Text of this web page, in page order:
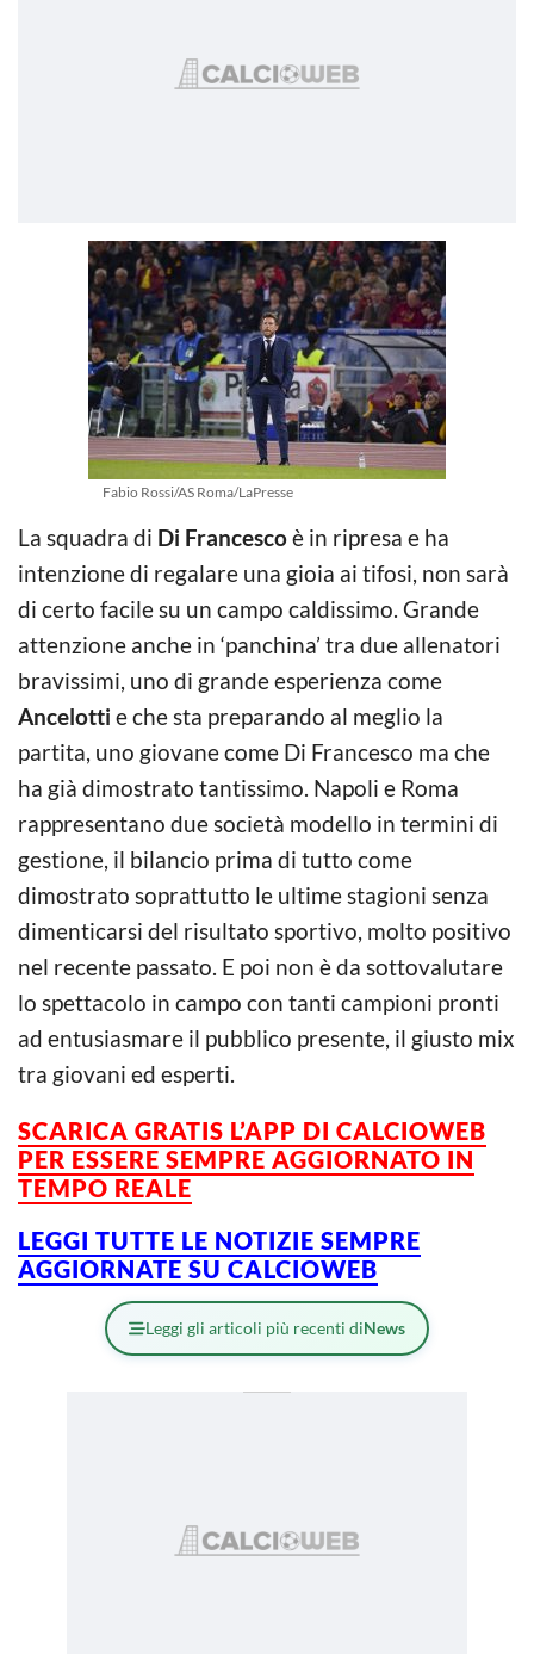
Fabio Rossi/AS Roma/LaPresse
La squadra di Di Francescoè in ripresa e ha
intenzione di regalare una gioia ai tifosi, non sarà
di certo facile su un campo caldissimo. Grande
attenzione anche in ‘panchina’ tra due allenatori
bravissimi, uno di grande esperienza come
Ancelotti e che sta preparando al meglio la
partita, uno giovane come Di Francesco ma che
ha già dimostrato tantissimo. Napoli e Roma
rappresentano due società modello in termini di
gestione, il bilancio prima di tutto come
dimostrato soprattutto le ultime stagioni senza
dimenticarsi del risultato sportivo, molto positivo
nel recente passato. E poi non è da sottovalutare
lo spettacolo in campo con tanti campioni pronti
ad entusiasmare il pubblico presente, il giusto mix
tra giovani ed esperti.
SCARICA GRATIS L’APP DI CALCIOWEB
PER ESSERE SEMPRE AGGIORNATO IN
TEMPO REALE
LEGGI TUTTE LE NOTIZIE SEMPRE
AGGIORNATE SU CALCIOWEB
Leggi gli articoli più recenti diNews